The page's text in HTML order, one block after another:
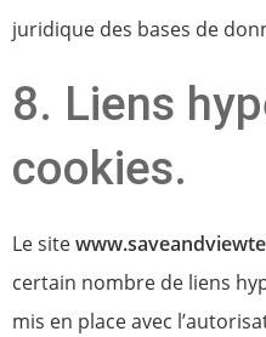
juridique des bases de
8. Liens
cookies.
Le site
certain nombre de liens
mis en place avec